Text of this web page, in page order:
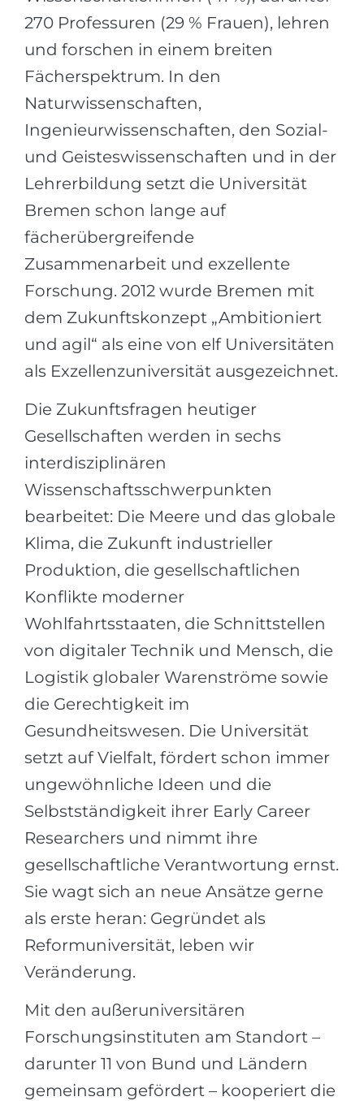
270 Professuren (29 % Frauen), lehren
und forschen in einem breiten
Fächerspektrum. In den
Naturwissenschaften,
Ingenieurwissenschaften, den Sozial-
und Geisteswissenschaften und in der
Lehrerbildung setzt die Universität
Bremen schon lange auf
fächerübergreifende
Zusammenarbeit und exzellente
Forschung. 2012 wurde Bremen mit
dem Zukunftskonzept „Ambitioniert
und agil“ als eine von elf Universitäten
als Exzellenzuniversität ausgezeichnet.
Die Zukunftsfragen heutiger
Gesellschaften werden in sechs
interdisziplinären
Wissenschaftsschwerpunkten
bearbeitet: Die Meere und das globale
Klima, die Zukunft industrieller
Produktion, die gesellschaftlichen
Konflikte moderner
Wohlfahrtsstaaten, die Schnittstellen
von digitaler Technik und Mensch, die
Logistik globaler Warenströme sowie
die Gerechtigkeit im
Gesundheitswesen. Die Universität
setzt auf Vielfalt, fördert schon immer
ungewöhnliche Ideen und die
Selbstständigkeit ihrer Early Career
Researchers und nimmt ihre
gesellschaftliche Verantwortung ernst.
Sie wagt sich an neue Ansätze gerne
als erste heran: Gegründet als
Reformuniversität, leben wir
Veränderung.
Mit den außeruniversitären
Forschungsinstituten am Standort –
darunter 11 von Bund und Ländern
gemeinsam gefördert – kooperiert die